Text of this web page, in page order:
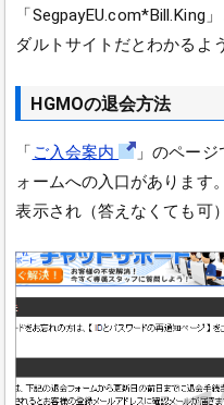
「SegpayEU.com*Bill.King
ダルトサイトだとわかるよ
HGMOの退会方法
「 ご入会案内
」のペー
ォームへの入口があります
表示され（答えなくても可